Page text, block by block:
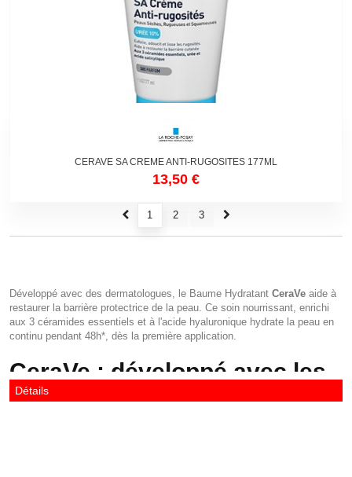
CERAVE SA CREME ANTI-RUGOSITES 177ML
13,50 €
1 2 3
Développé avec des dermatologues, le Baume Hydratant CeraVe aide à
restaurer la barrière protectrice de la peau. Ce soin nourrissant, enrichi
aux 3 céramides essentiels et à l'acide hyaluronique hydrate la peau en
continu pendant 48h*, dès la première application.
CeraVe : développé avec les
dermatologues
Détails